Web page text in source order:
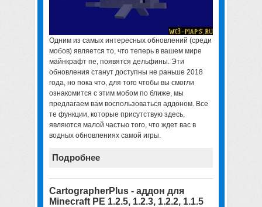
Одним из самых интересных обновлений (среди
мобов) является то, что теперь в вашем мире
майнкрафт пе, появятся дельфины. Эти
обновления станут доступны не раньше 2018
года, но пока что, для того чтобы вы смогли
ознакомится с этим мобом по ближе, мы
предлагаем вам воспользоваться аддоном. Все
те функции, которые присутствую здесь,
являются малой частью того, что ждет вас в
водных обновлениях самой игры.
Подробнее
CartographerPlus - аддон для
Minecraft PE 1.2.5, 1.2.3, 1.2.2, 1.1.5